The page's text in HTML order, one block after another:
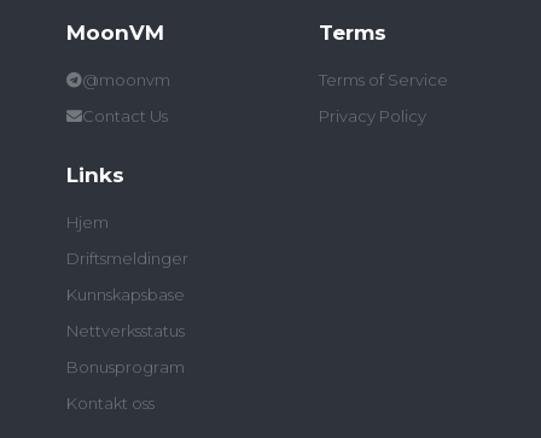
MoonVM
@moonvm
Contact Us
Terms
Terms of Service
Privacy Policy
Links
Hjem
Driftsmeldinger
Kunnskapsbase
Nettverksstatus
Bonusprogram
Kontakt oss